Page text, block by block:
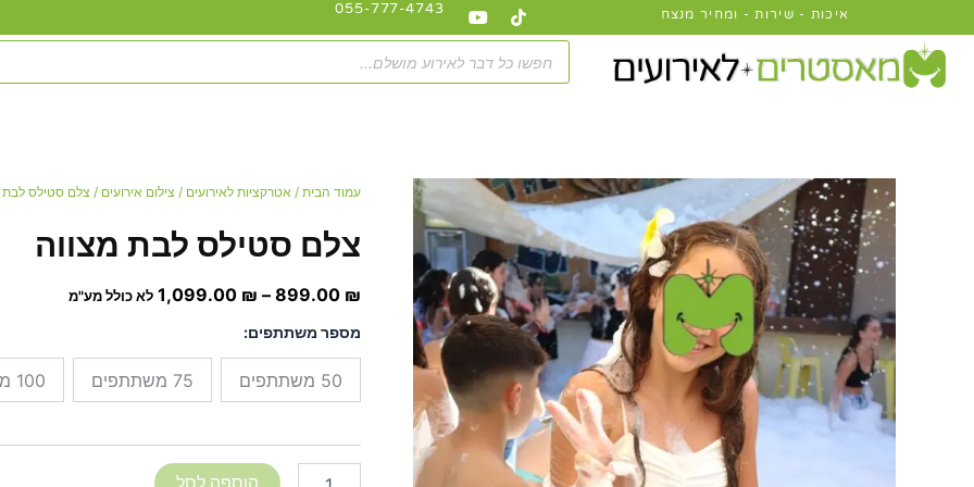
לתוכן
איכות - שירות - ומחיר מנצח מגיעים לרוב חלקי הארץ Tiktok
Youtube
055-777-4743
Products
search
עמוד הבית / אטרקציות לאירועים / צילום אירועים / צלם סטילס לבת
צלם סטילס לבת מצווה
899.00 ₪
–
1,099.00 ₪
טווח
לא כולל מע"מ
מספר משתתפים:
50 משתתפים 75 משתתפים 100 משתתפים
כמות
סטילס
מצווה